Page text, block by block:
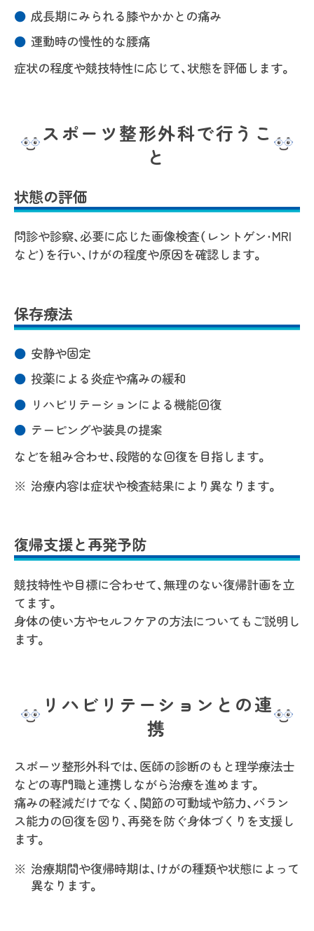
成長期にみられる膝やかかとの痛み
運動時の慢性的な腰痛
症状の程度や競技特性に応じて、状態を評価します。
スポーツ整形外科で行うこ
と
状態の評価
問診や診察、必要に応じた画像検査（レントゲン・MRI
など）を行い、けがの程度や原因を確認します。
保存療法
安静や固定
投薬による炎症や痛みの緩和
リハビリテーションによる機能回復
テーピングや装具の提案
などを組み合わせ、段階的な回復を目指します。
治療内容は症状や検査結果により異なります。
復帰支援と再発予防
競技特性や目標に合わせて、無理のない復帰計画を立
てます。
身体の使い方やセルフケアの方法についてもご説明し
ます。
リハビリテーションとの連
携
スポーツ整形外科では、医師の診断のもと理学療法士
などの専門職と連携しながら治療を進めます。
痛みの軽減だけでなく、関節の可動域や筋力、バラン
ス能力の回復を図り、再発を防ぐ身体づくりを支援し
ます。
治療期間や復帰時期は、けがの種類や状態によって
異なります。